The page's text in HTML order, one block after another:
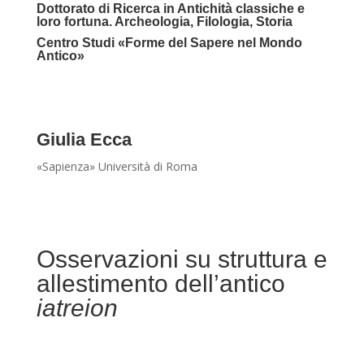
Dottorato di Ricerca in Antichità classiche e
loro fortuna. Archeologia, Filologia, Storia
Centro Studi «Forme del Sapere nel Mondo
Antico»
Giulia Ecca
«Sapienza» Università di Roma
Osservazioni su struttura e
allestimento dell’antico
iatreion